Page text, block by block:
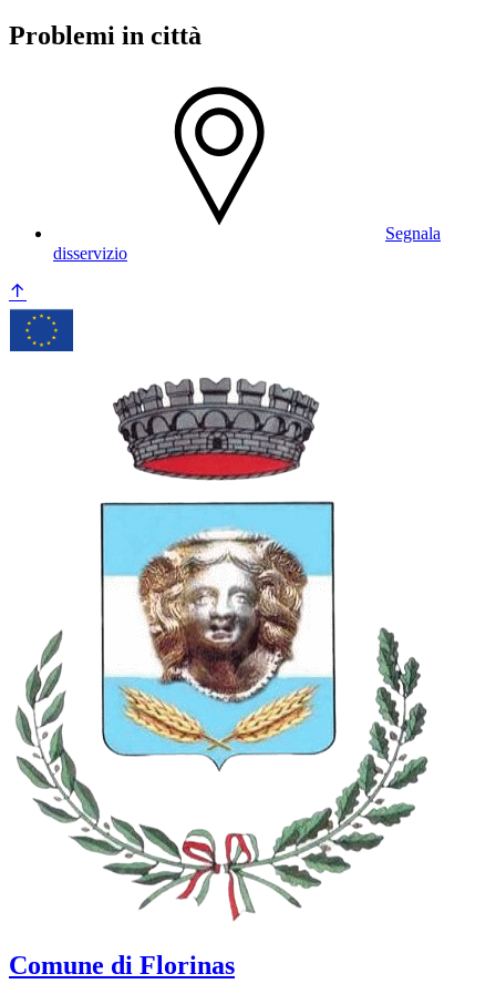
Problemi in città
Segnala
disservizio
Comune di Florinas